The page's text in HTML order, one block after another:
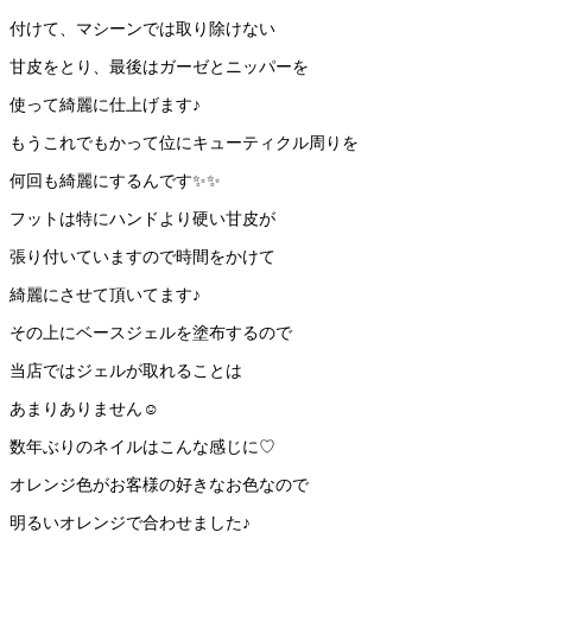
付けて、マシーンでは取り除けない
甘皮をとり、最後はガーゼとニッパーを
使って綺麗に仕上げます♪
もうこれでもかって位にキューティクル周りを
何回も綺麗にするんです✨✨
フットは特にハンドより硬い甘皮が
張り付いていますので時間をかけて
綺麗にさせて頂いてます♪
その上にベースジェルを塗布するので
当店ではジェルが取れることは
あまりありません☺️
数年ぶりのネイルはこんな感じに♡
オレンジ色がお客様の好きなお色なので
明るいオレンジで合わせました♪